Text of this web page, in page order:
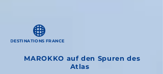
DESTINATIONS FRANCE
MAROKKO auf den Spuren des
Atlas